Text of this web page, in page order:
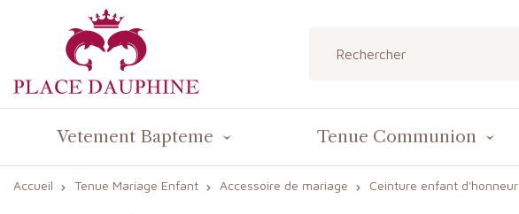
Vetement Bapteme Tenue Communion
Accueil Tenue Mariage Enfant Accessoire de mariage Ceinture enfant d'honneur